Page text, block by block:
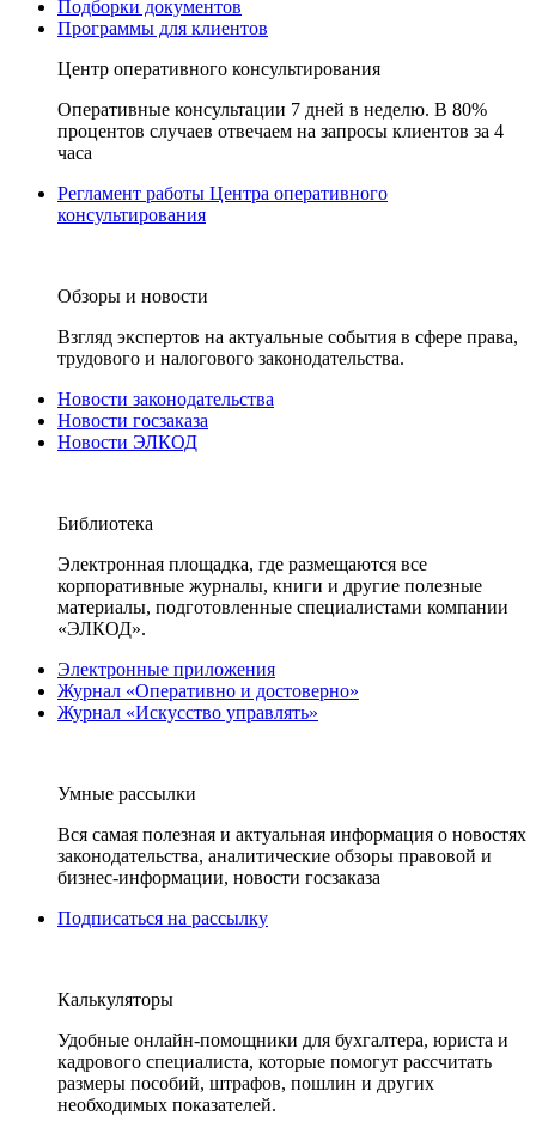
Подборки документов
Программы для клиентов
Центр оперативного консультирования
Оперативные консультации 7 дней в неделю. В 80%
процентов случаев отвечаем на запросы клиентов за 4
часа
Регламент работы Центра оперативного
консультирования
Обзоры и новости
Взгляд экспертов на актуальные события в сфере права,
трудового и налогового законодательства.
Новости законодательства
Новости госзаказа
Новости ЭЛКОД
Библиотека
Электронная площадка, где размещаются все
корпоративные журналы, книги и другие полезные
материалы, подготовленные специалистами компании
«ЭЛКОД».
Электронные приложения
Журнал «Оперативно и достоверно»
Журнал «Искусство управлять»
Умные рассылки
Вся самая полезная и актуальная информация о новостях
законодательства, аналитические обзоры правовой и
бизнес-информации, новости госзаказа
Подписаться на рассылку
Калькуляторы
Удобные онлайн-помощники для бухгалтера, юриста и
кадрового специалиста, которые помогут рассчитать
размеры пособий, штрафов, пошлин и других
необходимых показателей.